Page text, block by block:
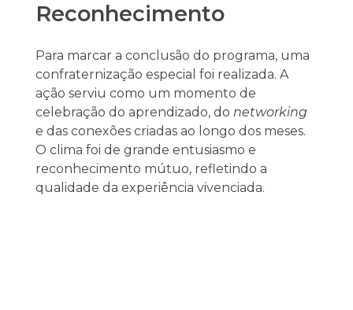
Reconhecimento
Para marcar a conclusão do programa, uma
confraternização especial foi realizada. A
ação serviu como um momento de
celebração do aprendizado, do networking
e das conexões criadas ao longo dos meses.
O clima foi de grande entusiasmo e
reconhecimento mútuo, refletindo a
qualidade da experiência vivenciada.